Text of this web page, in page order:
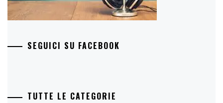
SEGUICI SU FACEBOOK
TUTTE LE CATEGORIE